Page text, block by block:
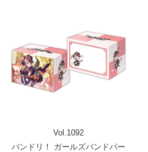
Vol.1092
バンドリ！ ガールズバンドパー